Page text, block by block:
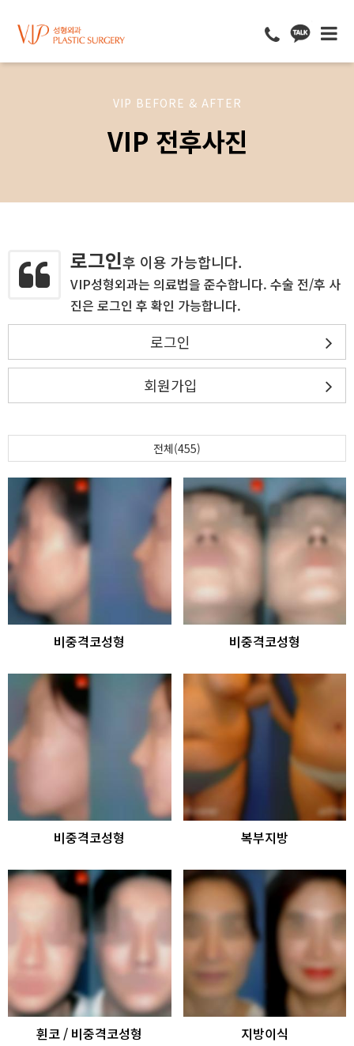
VIP BEFORE & AFTER
VIP 전후사진
로그인후 이용 가능합니다.
VIP성형외과는 의료법을 준수합니다. 수술 전/후 사
진은 로그인 후 확인 가능합니다.
로그인
회원가입
전체(455)
비중격코성형 비중격코성형
비중격코성형 복부지방
휜코 / 비중격코성형 지방이식